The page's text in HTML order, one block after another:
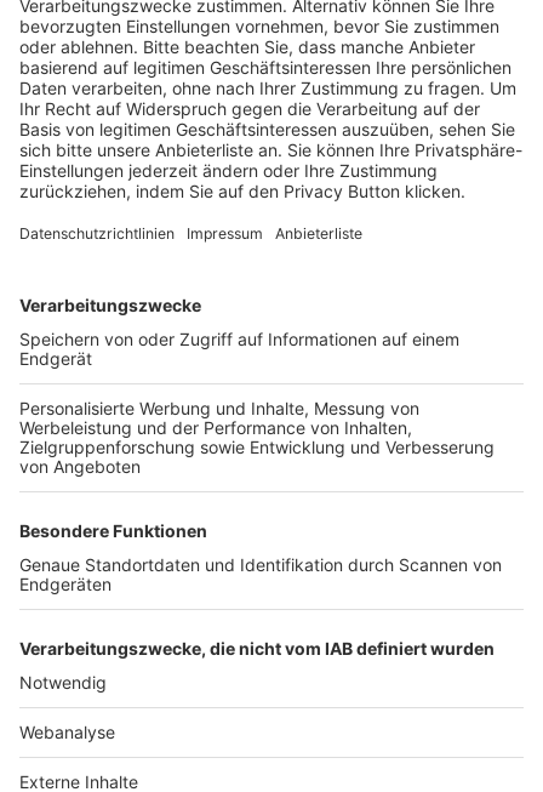
Schulungsangebot Vereinsmitarbeiter
BFV-Geschäftsstellen
Trainerbörse
Login SpielPlus
FOLGE DEM BFV
TOP-VEREINE
TOP-PARTNER
Nutzungsbedingungen Datenschutz Impressum